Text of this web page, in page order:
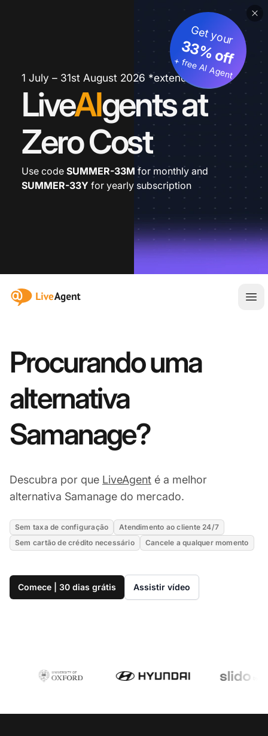
1 July – 31st August 2026 *extended
LiveAIgents at
Zero Cost
Get your
33% off
+ free AI Agent
Use code SUMMER-33M for monthly and
SUMMER-33Y for yearly subscription
:site.title
Procurando uma
alternativa
Samanage?
Descubra por que LiveAgent é a melhor
alternativa Samanage do mercado.
Sem taxa de configuração
Atendimento ao cliente 24/7
Sem cartão de crédito necessário
Cancele a qualquer momento
Comece | 30 dias grátis Assistir vídeo